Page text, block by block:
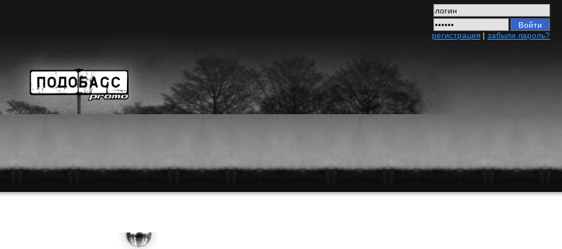
регистрация | забыли пароль?